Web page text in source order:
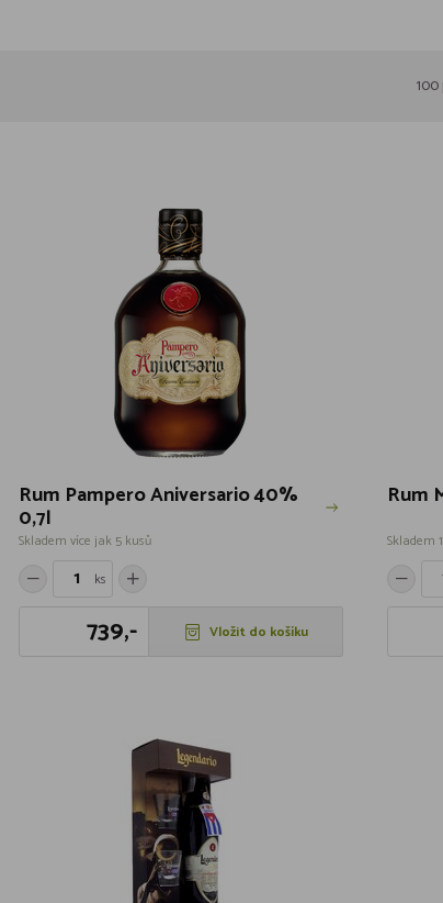
Rum Pampero Aniversario 40%
0,7l
Skladem více jak 5 kusů
ks
739,- Vložit do košíku
Rum
Skladem